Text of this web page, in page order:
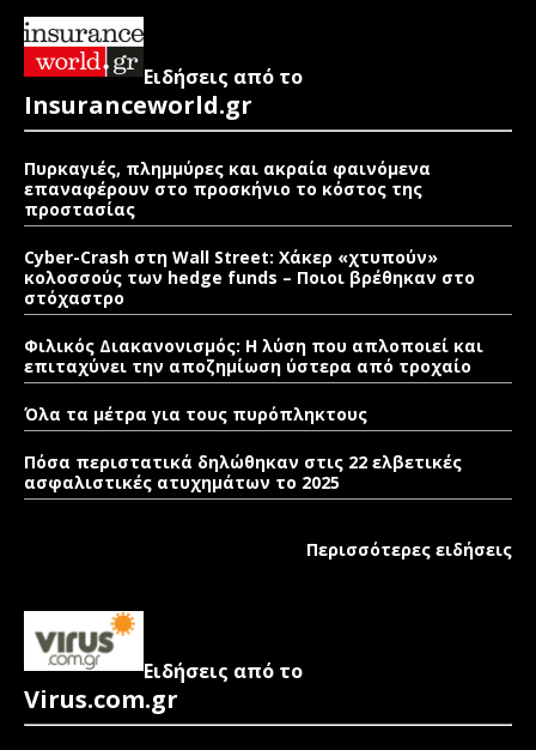
Ειδήσεις από το
Insuranceworld.gr
Πυρκαγιές, πλημμύρες και ακραία φαινόμενα
επαναφέρουν στο προσκήνιο το κόστος της
προστασίας
Cyber-Crash στη Wall Street: Χάκερ «χτυπούν»
κολοσσούς των hedge funds – Ποιοι βρέθηκαν στο
στόχαστρο
Φιλικός Διακανονισμός: Η λύση που απλοποιεί και
επιταχύνει την αποζημίωση ύστερα από τροχαίο
Όλα τα μέτρα για τους πυρόπληκτους
Πόσα περιστατικά δηλώθηκαν στις 22 ελβετικές
ασφαλιστικές ατυχημάτων το 2025
Περισσότερες ειδήσεις
Ειδήσεις από το
Virus.com.gr